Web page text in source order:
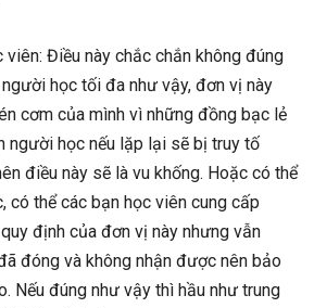
viên: Điều này chắc chắn không đúng
học tối đa như vậy, đơn vị này
cơm của mình vì những đồng bạc lẻ
người học nếu lặp lại sẽ bị truy tố
điều này sẽ là vu khống. Hoặc có thể
có thể các bạn học viên cung cấp
định của đơn vị này nhưng vẫn
đóng và không nhận được nên bảo
Nếu đúng như vậy thì hầu như trung